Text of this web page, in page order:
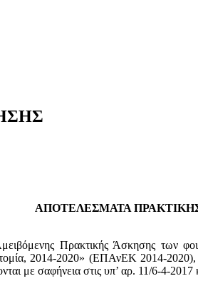
ΑΠΟΤΕΛΕΣΜΑΤΑ ΠΡΑΚΤΙΚΗΣ
Πρακτικής Άσκησης των
2014-2020» (ΕΠΑνΕΚ 2014-
με σαφήνεια στις υπ’ αρ. 11/6-4-